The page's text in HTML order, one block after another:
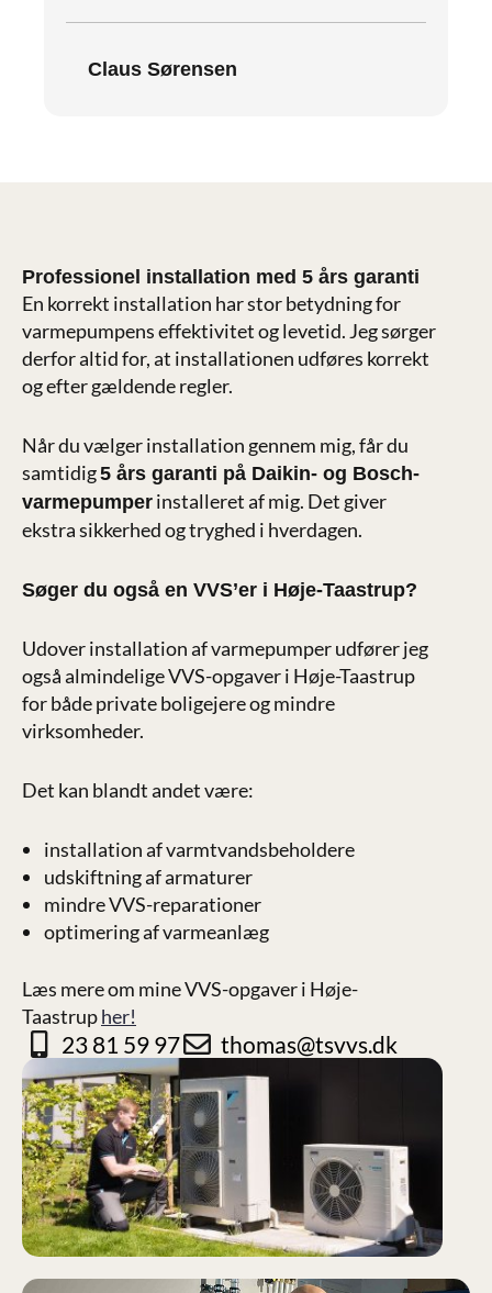
Claus Sørensen
Professionel installation med 5 års garanti
En korrekt installation har stor betydning for
varmepumpens effektivitet og levetid. Jeg sørger
derfor altid for, at installationen udføres korrekt
og efter gældende regler.
Når du vælger installation gennem mig, får du
samtidig5 års garanti på Daikin- og Bosch-
varmepumper installeret af mig. Det giver
ekstra sikkerhed og tryghed i hverdagen.
Søger du også en VVS’er i Høje-Taastrup?
Udover installation af varmepumper udfører jeg
også almindelige VVS-opgaver i Høje-Taastrup
for både private boligejere og mindre
virksomheder.
Det kan blandt andet være:
installation af varmtvandsbeholdere
udskiftning af armaturer
mindre VVS-reparationer
optimering af varmeanlæg
Læs mere om mine VVS-opgaver i Høje-
Taastrupher!
23 81 59 97 thomas@tsvvs.dk